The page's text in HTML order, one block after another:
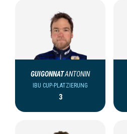
GUIGONNATANTONIN
IBU CUP-PLATZIERUNG
3